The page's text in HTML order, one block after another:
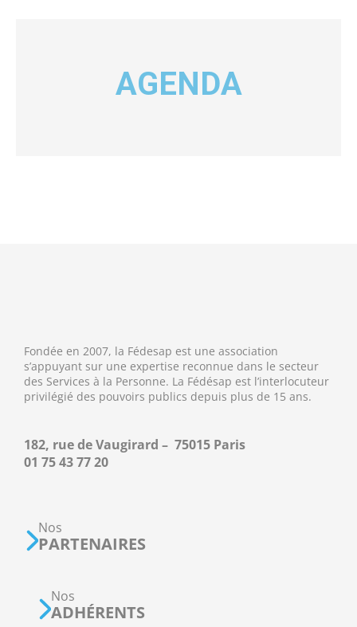
AGENDA
Fondée en 2007, la Fédesap est une association
s’appuyant sur une expertise reconnue dans le secteur
des Services à la Personne. La Fédésap est l’interlocuteur
privilégié des pouvoirs publics depuis plus de 15 ans.
182, rue de Vaugirard – 75015 Paris
01 75 43 77 20
Nos
PARTENAIRES
Nos
ADHÉRENTS